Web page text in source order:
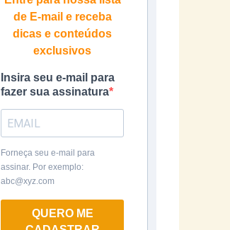
de E-mail e receba
dicas e conteúdos
exclusivos
Insira seu e-mail para
fazer sua assinatura
Forneça seu e-mail para
assinar. Por exemplo:
abc@xyz.com
QUERO ME